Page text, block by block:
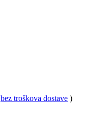
bez troškova dostave )